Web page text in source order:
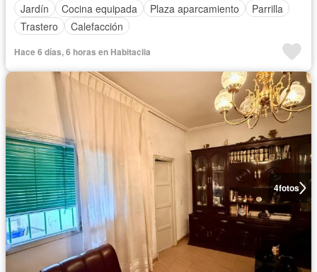
Jardín
Cocina equipada Plaza aparcamiento
Parrilla
Trastero
Calefacción
Hace 6 días, 6 horas en Habitaclia
4fotos